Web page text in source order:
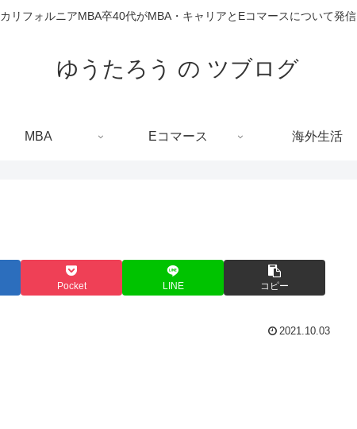
カリフォルニアMBA卒40代がMBA・キャリアとEコマースについて発信
ゆうたろう の ツブログ
MBA Eコマース 海外生活
Pocket LINE コピー
2021.10.03